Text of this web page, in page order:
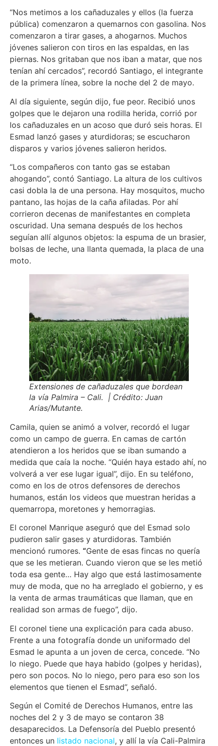
“Nos metimos a los cañaduzales y ellos (la fuerza
pública) comenzaron a quemarnos con gasolina. Nos
comenzaron a tirar gases, a ahogarnos. Muchos
jóvenes salieron con tiros en las espaldas, en las
piernas. Nos gritaban que nos iban a matar, que nos
tenían ahí cercados”, recordó Santiago, el integrante
de la primera línea, sobre la noche del 2 de mayo.
Al día siguiente, según dijo, fue peor. Recibió unos
golpes que le dejaron una rodilla herida, corrió por
los cañaduzales en un acoso que duró seis horas. El
Esmad lanzó gases y aturdidoras; se escucharon
disparos y varios jóvenes salieron heridos.
“Los compañeros con tanto gas se estaban
ahogando”, contó Santiago. La altura de los cultivos
casi dobla la de una persona. Hay mosquitos, mucho
pantano, las hojas de la caña afiladas. Por ahí
corrieron decenas de manifestantes en completa
oscuridad. Una semana después de los hechos
seguían allí algunos objetos: la espuma de un brasier,
bolsas de leche, una llanta quemada, la placa de una
moto.
Extensiones de cañaduzales que bordean
la vía Palmira – Cali. | Crédito: Juan
Arias/Mutante.
Camila, quien se animó a volver, recordó el lugar
como un campo de guerra. En camas de cartón
atendieron a los heridos que se iban sumando a
medida que caía la noche. “Quién haya estado ahí, no
volverá a ver ese lugar igual”, dijo. En su teléfono,
como en los de otros defensores de derechos
humanos, están los videos que muestran heridas a
quemarropa, moretones y hemorragias.
El coronel Manrique aseguró que del Esmad solo
pudieron salir gases y aturdidoras. También
mencionó rumores. “Gente de esas fincas no quería
que se les metieran. Cuando vieron que se les metió
toda esa gente… Hay algo que está lastimosamente
muy de moda, que no ha arreglado el gobierno, y es
la venta de armas traumáticas que llaman, que en
realidad son armas de fuego”, dijo.
El coronel tiene una explicación para cada abuso.
Frente a una fotografía donde un uniformado del
Esmad le apunta a un joven de cerca, concede. “No
lo niego. Puede que haya habido (golpes y heridas),
pero son pocos. No lo niego, pero para eso son los
elementos que tienen el Esmad”, señaló.
Según el Comité de Derechos Humanos, entre las
noches del 2 y 3 de mayo se contaron 38
desaparecidos. La Defensoría del Pueblo presentó
entonces un listado nacional, y allí la vía Cali-Palmira